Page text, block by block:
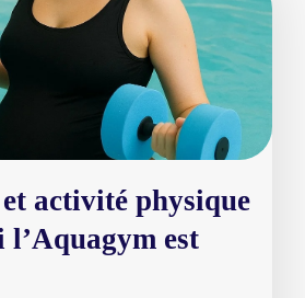
et activité physique
est